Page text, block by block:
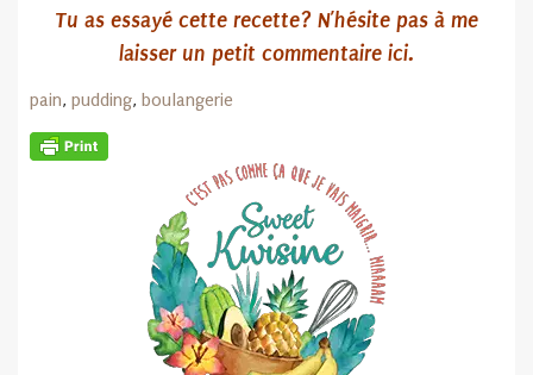
Tu as essayé cette recette? N’hésite pas à me
laisser un petit commentaire ici.
pain, pudding, boulangerie